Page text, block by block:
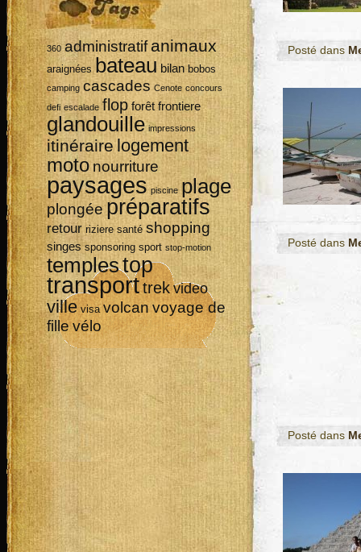
Posté dans
Posté dans
Posté dans
360 administratifanimaux
araignées bateau bilan bobos
camping cascades Cenote concours
defi escalade flop forêt frontiere
glandouille impressions
itinéraire logement
moto nourriture
paysages piscine plage
plongée préparatifs
retour riziere santé shopping
singes sponsoring sport stop-motion
templestop
transporttrek video
ville visa volcanvoyage de
fillevélo